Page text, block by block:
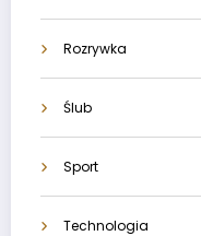
Rozrywka
Ślub
Sport
Technologia